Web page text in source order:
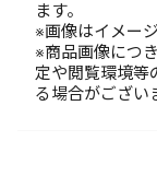
ます。
※画像はイメージ
※商品画像につ
定や閲覧環境等
る場合がござい